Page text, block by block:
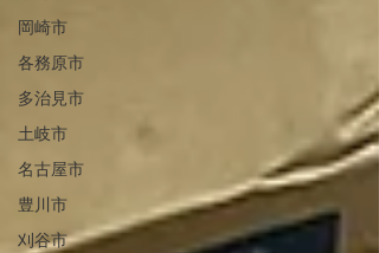
岡崎市
各務原市
多治見市
土岐市
名古屋市
豊川市
刈谷市